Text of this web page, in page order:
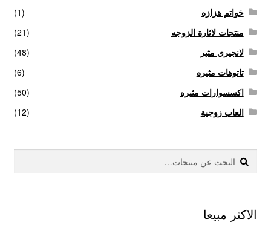
خواتم هزازه
(1)
منتجات لاثارة الزوجه
(21)
لانجيري مثير
(48)
تاتوهات مثيره
(6)
اكسسوارات مثيره
(50)
العاب زوجية
(12)
البحث
عن:
بحث
الاكثر مبيعا